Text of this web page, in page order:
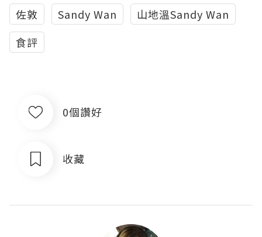
佐敦
Sandy Wan
山地溫Sandy Wan
食評
0個讚好
收藏